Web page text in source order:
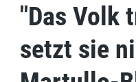
"Das Volk
setzt sie